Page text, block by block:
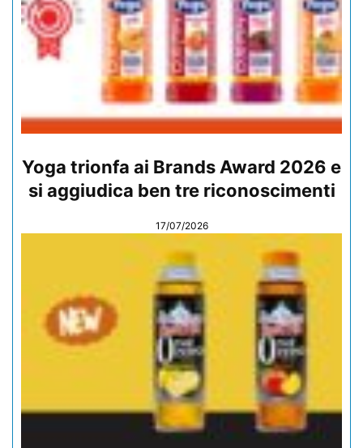
Yoga trionfa ai Brands Award 2026 e
si aggiudica ben tre riconoscimenti
17/07/2026